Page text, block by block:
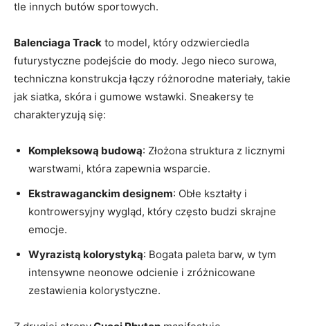
tle innych butów sportowych.
Balenciaga Track to model, który odzwierciedla
futurystyczne podejście do mody. Jego nieco surowa,
techniczna konstrukcja łączy różnorodne materiały, takie
jak siatka, skóra i gumowe wstawki. Sneakersy te
charakteryzują się:
Kompleksową budową: Złożona struktura z licznymi
warstwami, która zapewnia wsparcie.
Ekstrawaganckim designem: Obłe kształty i
kontrowersyjny wygląd, który często budzi skrajne
emocje.
Wyrazistą kolorystyką: Bogata paleta barw, w tym
intensywne neonowe odcienie i zróżnicowane
zestawienia kolorystyczne.